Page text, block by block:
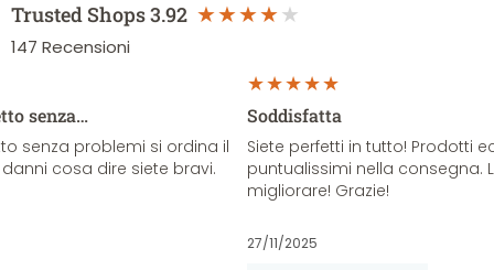
Trusted Shops3.92
147 Recensioni
senza…
senza problemi si ordina il
cosa dire siete bravi.
Soddisfatta
Siete perfetti in tutto! Prodotti
puntualissimi nella consegna.
migliorare! Grazie!
27/11/2025